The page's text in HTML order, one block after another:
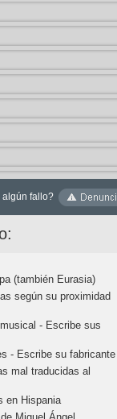
algún fallo?
(también Eurasia)
según su proximidad
- Escribe sus
- Escribe su fabricante
mal traducidas al
en Hispania